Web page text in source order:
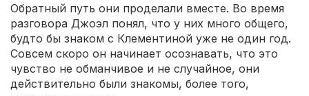
Обратный путь они проделали вместе. Во время
разговора Джоэл понял, что у них много общего,
будто бы знаком с Клементиной уже не один год.
Совсем скоро он начинает осознавать, что это
чувство не обманчивое и не случайное, они
действительно были знакомы, более того,